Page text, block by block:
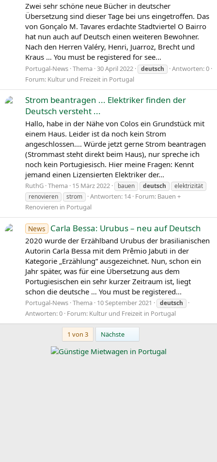
Zwei sehr schöne neue Bücher in deutscher
Übersetzung sind dieser Tage bei uns eingetroffen. Das
von Gonçalo M. Tavares erdachte Stadtviertel O Bairro
hat nun auch auf Deutsch einen weiteren Bewohner.
Nach den Herren Valéry, Henri, Juarroz, Brecht und
Kraus … You must be registered for see...
Portugal-News Thema 30 April 2022 deutsch
Antworten: 0
Forum: Kultur und Freizeit in Portugal
Strom beantragen ... Elektriker finden der
Deutsch versteht ...
Hallo, habe in der Nähe von Colos ein Grundstück mit
einem Haus. Leider ist da noch kein Strom
angeschlossen.... Würde jetzt gerne Strom beantragen
(Strommast steht direkt beim Haus), nur spreche ich
noch kein Portugiesisch. Hier meine Fragen: Kennt
jemand einen Lizensierten Elektriker der...
RuthG Thema 15 März 2022 bauen deutsch
elektrizität
renovieren
strom Antworten: 14 Forum: Bauen +
Renovieren in Portugal
News Carla Bessa: Urubus – neu auf Deutsch
2020 wurde der Erzählband Urubus der brasilianischen
Autorin Carla Bessa mit dem Prêmio Jabuti in der
Kategorie „Erzählung“ ausgezeichnet. Nun, schon ein
Jahr später, was für eine Übersetzung aus dem
Portugiesischen ein sehr kurzer Zeitraum ist, liegt
schon die deutsche … You must be registered...
Portugal-News Thema 10 September 2021 deutsch
Antworten: 0 Forum: Kultur und Freizeit in Portugal
1 von 3 Nächste